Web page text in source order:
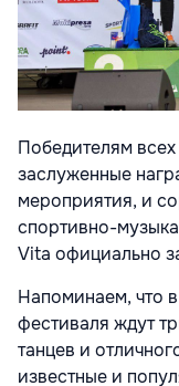
Победителям
заслуженные
мероприятия, и
спортивно-
Vita официально
Напоминаем, что
фестиваля ждут
танцев и
известные и